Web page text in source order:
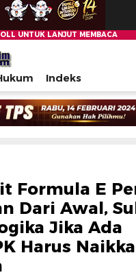
Indeks
Formula E
Dari Awal,
Jika Ada
Harus